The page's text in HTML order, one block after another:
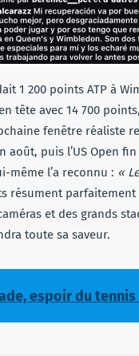
1 200 points ATP à
tête avec 14 700
fenêtre réaliste
août, puis l’US Open
même l’a reconnu : «
résument parfaitement
et des grands
toute sa saveur.
espoir du